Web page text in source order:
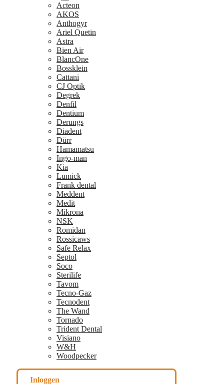
Acteon
AKOS
Anthogyr
Ariel Quetin
Astra
Bien Air
BlancOne
Bossklein
Cattani
CJ Optik
Degrek
Denfil
Dentium
Derungs
Diadent
Dürr
Hamamatsu
Ingo-man
Kia
Lumick
Frank dental
Meddent
Medit
Mikrona
NSK
Romidan
Rossicaws
Safe Relax
Septol
Soco
Sterilife
Tavom
Tecno-Gaz
Tecnodent
The Wand
Tornado
Trident Dental
Visiano
W&H
Woodpecker
Inloggen